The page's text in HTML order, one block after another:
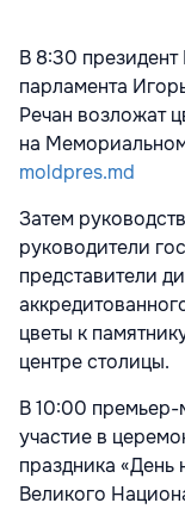
В 8:30
парламента
Речан возложат
на
moldpres.md
Затем
руководители
представители
цветы к
центре столицы.
В 10:00
участие в
праздника
Великого